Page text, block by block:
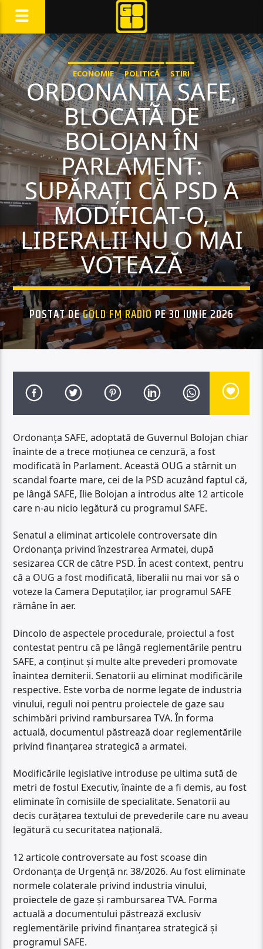
ECONOMIE POLITICĂ STIRI
ORDONANȚA SAFE,
BLOCATĂ DE
BOLOJAN ÎN
PARLAMENT:
SUPĂRAȚI CĂ PSD A
MODIFICAT-O,
LIBERALII NU O MAI
VOTEAZĂ
POSTAT DEGOLD FM RADIOPE 30 IUNIE 2026
Ordonanța SAFE, adoptată de Guvernul Bolojan chiar
înainte de a trece moțiunea ce cenzură, a fost
modificată în Parlament. Această OUG a stârnit un
scandal foarte mare, cei de la PSD acuzând faptul că,
pe lângă SAFE, Ilie Bolojan a introdus alte 12 articole
care n-au nicio legătură cu programul SAFE.
Senatul a eliminat articolele controversate din
Ordonanța privind înzestrarea Armatei, după
sesizarea CCR de către PSD. În acest context, pentru
că a OUG a fost modificată, liberalii nu mai vor să o
voteze la Camera Deputaților, iar programul SAFE
rămâne în aer.
Dincolo de aspectele procedurale, proiectul a fost
contestat pentru că pe lângă reglementările pentru
SAFE, a conținut și multe alte prevederi promovate
înaintea demiterii. Senatorii au eliminat modificările
respective. Este vorba de norme legate de industria
vinului, reguli noi pentru proiectele de gaze sau
schimbări privind rambursarea TVA. În forma
actuală, documentul păstrează doar reglementările
privind finanțarea strategică a armatei.
Modificările legislative introduse pe ultima sută de
metri de fostul Executiv, înainte de a fi demis, au fost
eliminate în comisiile de specialitate. Senatorii au
decis curățarea textului de prevederile care nu aveau
legătură cu securitatea națională.
12 articole controversate au fost scoase din
Ordonanța de Urgență nr. 38/2026. Au fost eliminate
normele colaterale privind industria vinului,
proiectele de gaze și rambursarea TVA. Forma
actuală a documentului păstrează exclusiv
reglementările privind finanțarea strategică și
programul SAFE.